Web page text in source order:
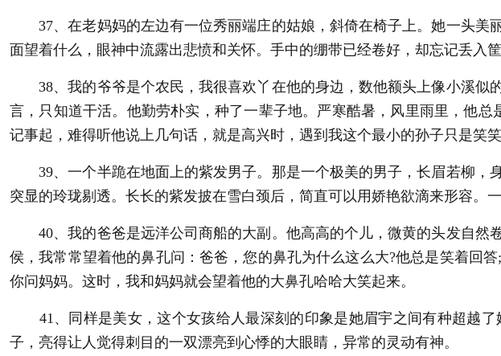
37、在老妈妈的左边有一位秀丽端庄的姑娘，斜倚在椅子上。她一头美
面望着什么，眼神中流露出悲愤和关怀。手中的绷带已经卷好，却忘记丢入筐
38、我的爷爷是个农民，我很喜欢丫在他的身边，数他额头上像小溪似
言，只知道干活。他勤劳朴实，种了一辈子地。严寒酷暑，风里雨里，他
记事起，难得听他说上几句话，就是高兴时，遇到我这个最小的孙子只是笑笑
39、一个半跪在地面上的紫发男子。那是一个极美的男子，长眉若柳，
突显的玲珑剔透。长长的紫发披在雪白颈后，简直可以用娇艳欲滴来形容。
40、我的爸爸是远洋公司商船的大副。他高高的个儿，微黄的头发自然
侯，我常常望着他的鼻孔问：爸爸，您的鼻孔为什么这么大?他总是笑着回
你问妈妈。这时，我和妈妈就会望着他的大鼻孔哈哈大笑起来。
41、同样是美女，这个女孩给人最深刻的印象是她眉宇之间有种超越了
子，亮得让人觉得刺目的一双漂亮到心悸的大眼睛，异常的灵动有神。